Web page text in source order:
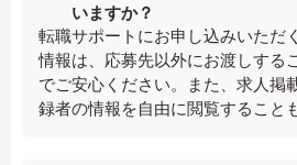
いますか？
転職サポートにお申し込みいただ
情報は、応募先以外にお渡しする
でご安心ください。また、求人掲
録者の情報を自由に閲覧すること